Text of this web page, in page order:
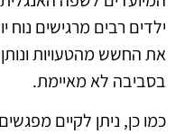
ילדים רבים מרגישים
את החשש מהטעויות
בסביבה לא מאיימת.
כמו כן, ניתן לקיים